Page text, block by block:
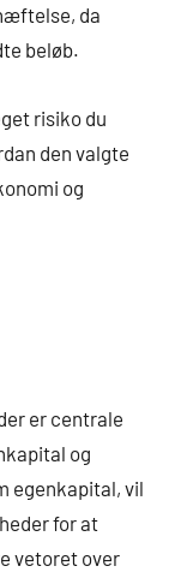
da
beløb.
risiko du
den valgte
og
er centrale
og
egenkapital, vil
for at
vetoret over